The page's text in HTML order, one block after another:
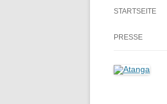
STARTSEITE
PRESSE